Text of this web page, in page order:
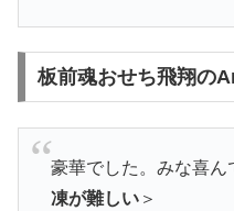
板前魂おせち飛翔の
豪華でした。みな喜ん
凍が難しい＞